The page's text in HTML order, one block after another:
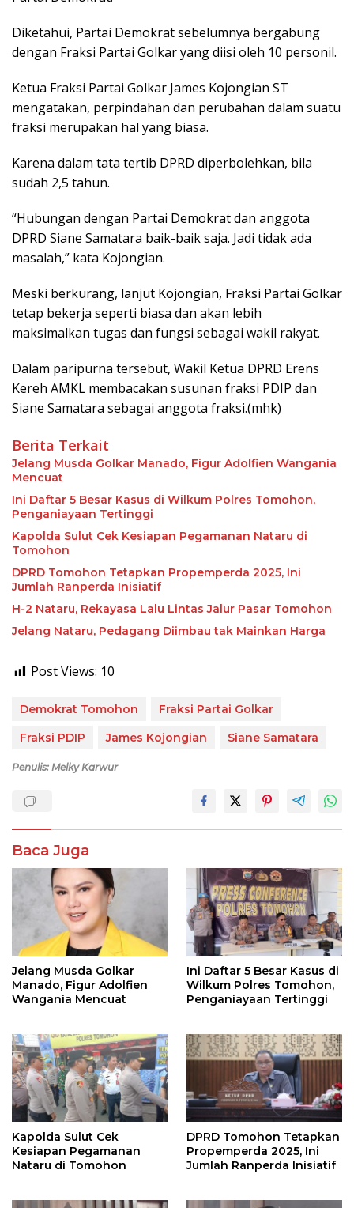
Diketahui, Partai Demokrat sebelumnya bergabung
dengan Fraksi Partai Golkar yang diisi oleh 10 personil.
Ketua Fraksi Partai Golkar James Kojongian ST
mengatakan, perpindahan dan perubahan dalam suatu
fraksi merupakan hal yang biasa.
Karena dalam tata tertib DPRD diperbolehkan, bila
sudah 2,5 tahun.
“Hubungan dengan Partai Demokrat dan anggota
DPRD Siane Samatara baik-baik saja. Jadi tidak ada
masalah,” kata Kojongian.
Meski berkurang, lanjut Kojongian, Fraksi Partai Golkar
tetap bekerja seperti biasa dan akan lebih
maksimalkan tugas dan fungsi sebagai wakil rakyat.
Dalam paripurna tersebut, Wakil Ketua DPRD Erens
Kereh AMKL membacakan susunan fraksi PDIP dan
Siane Samatara sebagai anggota fraksi.(mhk)
Berita Terkait
Jelang Musda Golkar Manado, Figur Adolfien Wangania
Mencuat
Ini Daftar 5 Besar Kasus di Wilkum Polres Tomohon,
Penganiayaan Tertinggi
Kapolda Sulut Cek Kesiapan Pegamanan Nataru di
Tomohon
DPRD Tomohon Tetapkan Propemperda 2025, Ini
Jumlah Ranperda Inisiatif
H-2 Nataru, Rekayasa Lalu Lintas Jalur Pasar Tomohon
Jelang Nataru, Pedagang Diimbau tak Mainkan Harga
Post Views: 10
Demokrat Tomohon
Fraksi Partai Golkar
Fraksi PDIP
James Kojongian Siane Samatara
Penulis: Melky Karwur
Baca Juga
Jelang Musda Golkar
Manado, Figur Adolfien
Wangania Mencuat
Ini Daftar 5 Besar Kasus di
Wilkum Polres Tomohon,
Penganiayaan Tertinggi
Kapolda Sulut Cek
Kesiapan Pegamanan
Nataru di Tomohon
DPRD Tomohon Tetapkan
Propemperda 2025, Ini
Jumlah Ranperda Inisiatif